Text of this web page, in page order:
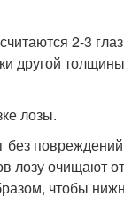
2-3
другой
лозы.
лозу очищают
чтобы